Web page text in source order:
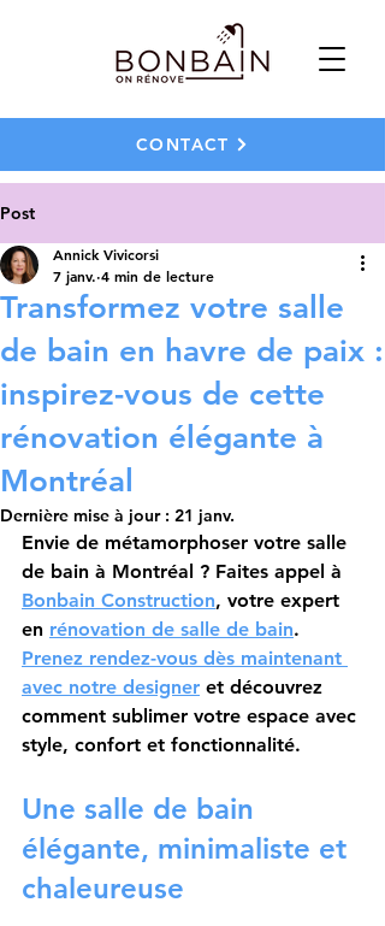
CONTACT
Post
Transformez votre salle
de bain en havre de paix :
inspirez-vous de cette
rénovation élégante à
Montréal
Annick Vivicorsi
7 janv. 4 min de lecture
Dernière mise à jour : 21 janv.
Envie de métamorphoser votre salle
de bain à Montréal ? Faites appel à
Bonbain Construction, votre expert
en rénovation de salle de bain.
Prenez rendez-vous dès maintenant
avec notre designer et découvrez
comment sublimer votre espace avec
style, confort et fonctionnalité.
Une salle de bain
élégante, minimaliste et
chaleureuse